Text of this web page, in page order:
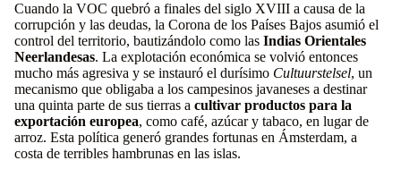
Cuando la VOC quebró a finales del siglo XVIII a causa de la
corrupción y las deudas, la Corona de los Países Bajos asumió el
control del territorio, bautizándolo como las Indias Orientales
Neerlandesas. La explotación económica se volvió entonces
mucho más agresiva y se instauró el durísimo Cultuurstelsel, un
mecanismo que obligaba a los campesinos javaneses a destinar
una quinta parte de sus tierras a cultivar productos para la
exportación europea, como café, azúcar y tabaco, en lugar de
arroz. Esta política generó grandes fortunas en Ámsterdam, a
costa de terribles hambrunas en las islas.